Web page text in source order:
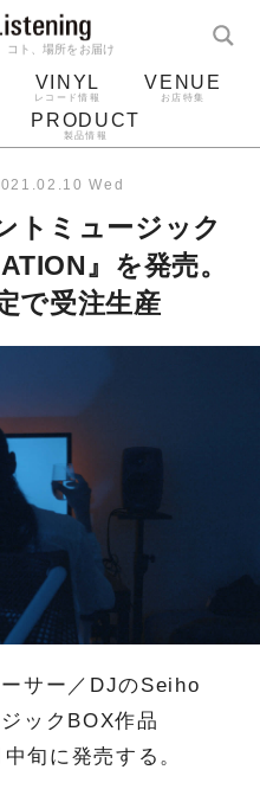
コト、場所をお届け
VINYL
レコード情報
VENUE
お店特集
PRODUCT
製品情報
ド針
Wed
トミュージック
』を発売。
で受注生産
サー／DJのSeiho
ックBOX作品
旬に発売する。